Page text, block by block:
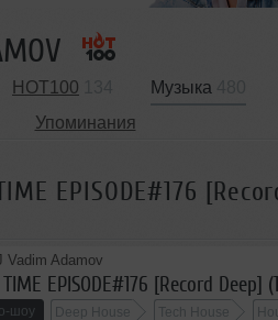
HOT100 Музыка
Упоминания
EPISODE#176
Vadim Adamov
TIME EPISODE#176 [Record Deep]
шоу Deep House Tech House